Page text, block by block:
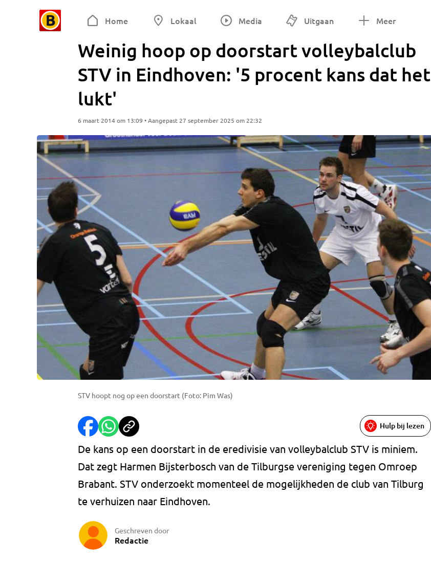
Home Lokaal Media Uitgaan Meer
Weinig hoop op doorstart volleybalclub
STV in Eindhoven: '5 procent kans dat het
lukt'
6 maart 2014 om 13:09 • Aangepast 27 september 2025 om 22:32
STV hoopt nog op een doorstart (Foto: Pim Was)
Hulp bij lezen
De kans op een doorstart in de eredivisie van volleybalclub STV is miniem.
Dat zegt Harmen Bijsterbosch van de Tilburgse vereniging tegen Omroep
Brabant. STV onderzoekt momenteel de mogelijkheden de club van Tilburg
te verhuizen naar Eindhoven.
Geschreven door
Redactie